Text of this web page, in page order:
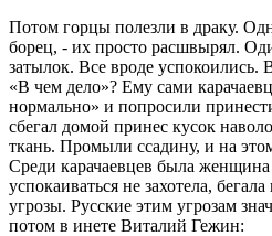
Потом горцы полезли в драку.
борец, - их просто расшвырял.
затылок. Все вроде
«В чем дело»? Ему сами
нормально» и попросили
сбегал домой принес кусок
ткань. Промыли ссадину, и на
Среди карачаевцев была
успокаиваться не захотела,
угрозы. Русские этим угрозам
потом в инете Виталий Гежин: